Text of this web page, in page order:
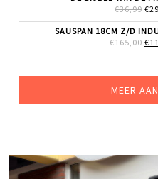
€36,99 €
SAUSPAN 18CM Z/D
€165,00 €
MEER